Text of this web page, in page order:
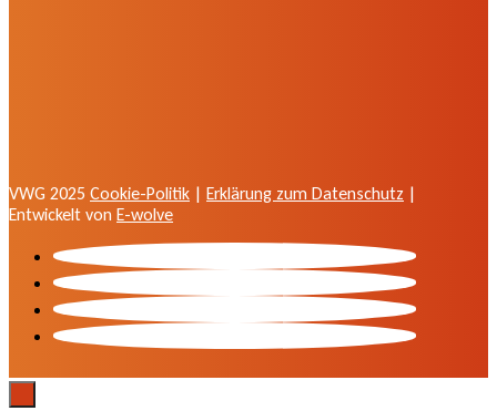
VWG 2025 Cookie-Politik | Erklärung zum Datenschutz |
Entwickelt von E-wolve